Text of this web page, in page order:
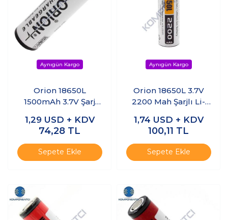
Orion 18650L
1500mAh 3.7V Şarj
Başlı
1,29 USD + KDV
74,28 TL
Sepete Ekle
Orion 18650L 3.7V
2200 Mah Şarjlı Li-
1,74 USD + KDV
100,11 TL
Sepete Ekle